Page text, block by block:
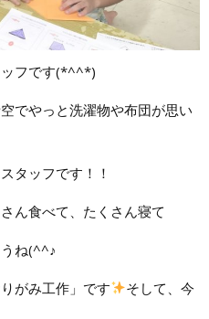
ッフです(*^^*)
でやっと洗濯物や布団が思い
タッフです！！
ん食べて、たくさん寝て
ね(^^♪
がみ工作」です
そして、今